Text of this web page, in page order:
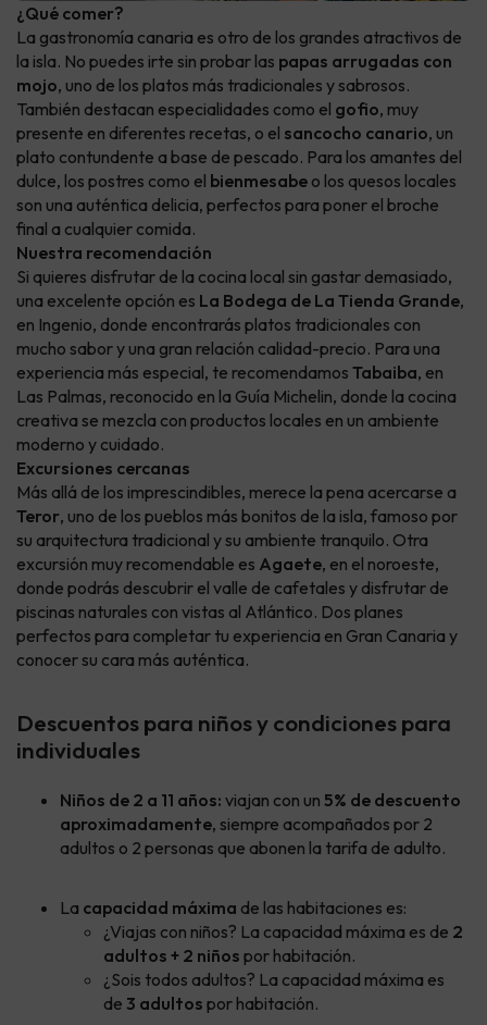
¿Qué comer?
La gastronomía canaria es otro de los grandes atractivos de
la isla. No puedes irte sin probar las papas arrugadas con
mojo, uno de los platos más tradicionales y sabrosos.
También destacan especialidades como el gofio, muy
presente en diferentes recetas, o el sancocho canario, un
plato contundente a base de pescado. Para los amantes del
dulce, los postres como el bienmesabe o los quesos locales
son una auténtica delicia, perfectos para poner el broche
final a cualquier comida.
Nuestra recomendación
Si quieres disfrutar de la cocina local sin gastar demasiado,
una excelente opción es La Bodega de La Tienda Grande,
en Ingenio, donde encontrarás platos tradicionales con
mucho sabor y una gran relación calidad-precio. Para una
experiencia más especial, te recomendamos Tabaiba, en
Las Palmas, reconocido en la Guía Michelin, donde la cocina
creativa se mezcla con productos locales en un ambiente
moderno y cuidado.
Excursiones cercanas
Más allá de los imprescindibles, merece la pena acercarse a
Teror, uno de los pueblos más bonitos de la isla, famoso por
su arquitectura tradicional y su ambiente tranquilo. Otra
excursión muy recomendable es Agaete, en el noroeste,
donde podrás descubrir el valle de cafetales y disfrutar de
piscinas naturales con vistas al Atlántico. Dos planes
perfectos para completar tu experiencia en Gran Canaria y
conocer su cara más auténtica.
Descuentos para niños y condiciones para
individuales
Niños de 2 a 11 años: viajan con un 5% de descuento
aproximadamente, siempre acompañados por 2
adultos o 2 personas que abonen la tarifa de adulto.
La capacidad máxima de las habitaciones es:
¿Viajas con niños? La capacidad máxima es de 2
adultos + 2 niños por habitación.
¿Sois todos adultos? La capacidad máxima es
de 3 adultos por habitación.